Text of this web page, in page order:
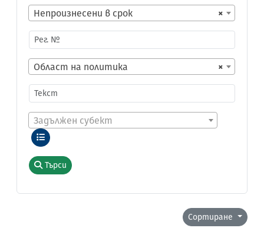
×
Непроизнесени в срок
×
Област на политика
Задължен субект
Търси
Сортиране